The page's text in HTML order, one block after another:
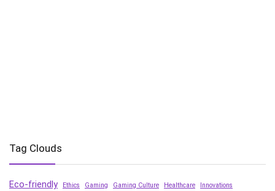
Tag Clouds
Eco-friendly Ethics Gaming Gaming Culture Healthcare
Innovations